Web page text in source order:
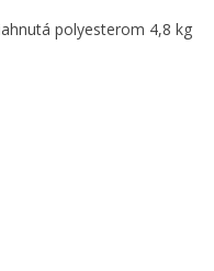
polyesterom 4,8 kg